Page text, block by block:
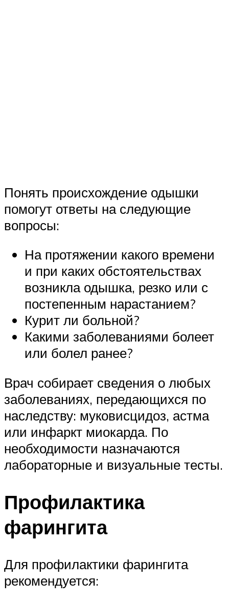
Понять происхождение одышки
помогут ответы на следующие
вопросы:
На протяжении какого времени
и при каких обстоятельствах
возникла одышка, резко или с
постепенным нарастанием?
Курит ли больной?
Какими заболеваниями болеет
или болел ранее?
Врач собирает сведения о любых
заболеваниях, передающихся по
наследству: муковисцидоз, астма
или инфаркт миокарда. По
необходимости назначаются
лабораторные и визуальные тесты.
Профилактика
фарингита
Для профилактики фарингита
рекомендуется: